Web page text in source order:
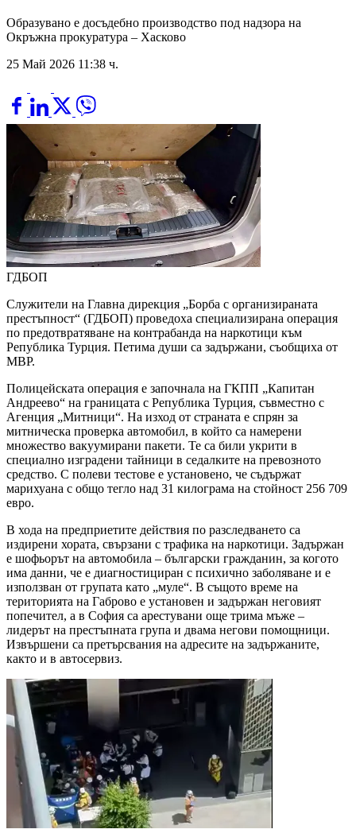
Образувано е досъдебно производство под надзора на
Окръжна прокуратура – Хасково
25 Май 2026 11:38 ч.
ГДБОП
Служители на Главна дирекция „Борба с организираната
престъпност“ (ГДБОП) проведоха специализирана операция
по предотвратяване на контрабанда на наркотици към
Република Турция. Петима души са задържани, съобщиха от
МВР.
Полицейската операция е започнала на ГКПП „Капитан
Андреево“ на границата с Република Турция, съвместно с
Агенция „Митници“. На изход от страната е спрян за
митническа проверка автомобил, в който са намерени
множество вакуумирани пакети. Те са били укрити в
специално изградени тайници в седалките на превозното
средство. С полеви тестове е установено, че съдържат
марихуана с общо тегло над 31 килограма на стойност 256 709
евро.
В хода на предприетите действия по разследването са
издирени хората, свързани с трафика на наркотици. Задържан
е шофьорът на автомобила – български гражданин, за когото
има данни, че е диагностициран с психично заболяване и е
използван от групата като „муле“. В същото време на
територията на Габрово е установен и задържан неговият
попечител, а в София са арестувани още трима мъже –
лидерът на престъпната група и двама негови помощници.
Извършени са претърсвания на адресите на задържаните,
както и в автосервиз.